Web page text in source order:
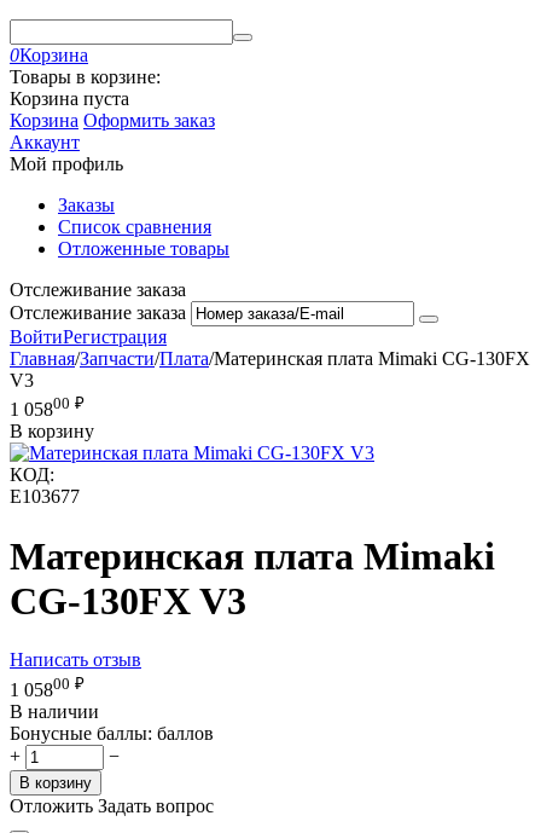
0Корзина
Товары в корзине:
Корзина пуста
Корзина Оформить заказ
Аккаунт
Мой профиль
Заказы
Список сравнения
Отложенные товары
Отслеживание заказа
Отслеживание заказа
ВойтиРегистрация
Главная/Запчасти/Плата/Материнская плата Mimaki CG-130FX
V3
1 05800 ₽
В корзину
КОД:
E103677
Материнская плата Mimaki
CG-130FX V3
Написать отзыв
1 05800 ₽
В наличии
Бонусные баллы: баллов
+
−
В корзину
Отложить Задать вопрос